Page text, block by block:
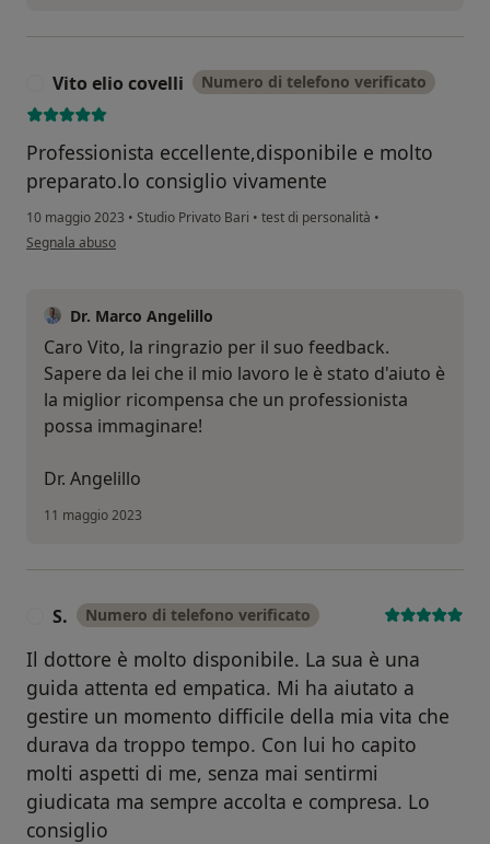
Vito elio covelli Numero di telefono verificato
Professionista eccellente,disponibile e molto
preparato.lo consiglio vivamente
10 maggio 2023 • Studio Privato Bari • test di personalità •
secondo l'opinione dell'utente Vito elio covelli
Segnala abuso
Dr. Marco Angelillo
Caro Vito, la ringrazio per il suo feedback.
Sapere da lei che il mio lavoro le è stato d'aiuto è
la miglior ricompensa che un professionista
possa immaginare!
Dr. Angelillo
11 maggio 2023
S. Numero di telefono verificato
Il dottore è molto disponibile. La sua è una
guida attenta ed empatica. Mi ha aiutato a
gestire un momento difficile della mia vita che
durava da troppo tempo. Con lui ho capito
molti aspetti di me, senza mai sentirmi
giudicata ma sempre accolta e compresa. Lo
consiglio